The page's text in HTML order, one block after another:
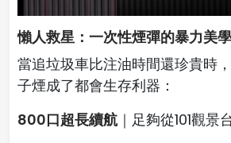
懶人救星：一次性煙彈的暴力美學
當追垃圾車比注油時間還珍貴時，
子煙成了都會生存利器：
800口超長續航 ｜足夠從101觀